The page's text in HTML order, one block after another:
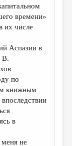
времени»
их числе
Аспазии в
В.
по
книжным
в
не